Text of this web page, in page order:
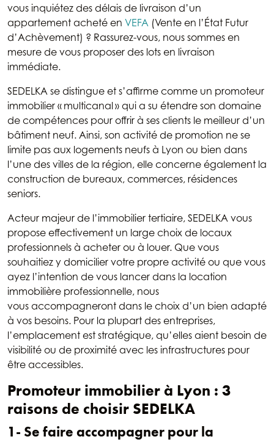
vous inquiétez des délais de livraison d’un
appartement acheté en VEFA (Vente en l’État Futur
d’Achèvement) ? Rassurez-vous, nous sommes en
mesure de vous proposer des lots en livraison
immédiate.
SEDELKA se distingue et s’affirme comme un promoteur
immobilier « multicanal » qui a su étendre son domaine
de compétences pour offrir à ses clients le meilleur d’un
bâtiment neuf. Ainsi, son activité de promotion ne se
limite pas aux logements neufs à Lyon ou bien dans
l’une des villes de la région, elle concerne également la
construction de bureaux, commerces, résidences
seniors.
Acteur majeur de l’immobilier tertiaire, SEDELKA vous
propose effectivement un large choix de locaux
professionnels à acheter ou à louer. Que vous
souhaitiez y domicilier votre propre activité ou que vous
ayez l’intention de vous lancer dans la location
immobilière professionnelle, nous
vous accompagneront dans le choix d’un bien adapté
à vos besoins. Pour la plupart des entreprises,
l’emplacement est stratégique, qu’elles aient besoin de
visibilité ou de proximité avec les infrastructures pour
être accessibles.
Promoteur immobilier à Lyon : 3
raisons de choisir SEDELKA
1- Se faire accompagner pour la